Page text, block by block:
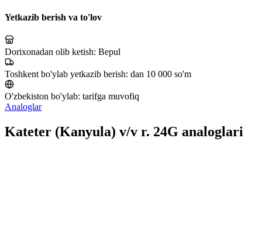
Yetkazib berish va to'lov
Dorixonadan olib ketish: Bepul
Toshkent bo'ylab yetkazib berish: dan 10 000 so'm
O'zbekiston bo'ylab: tarifga muvofiq
Analoglar
Kateter (Kanyula) v/v r. 24G analoglari